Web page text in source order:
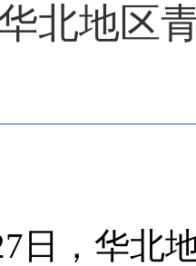
北地区
日，华北